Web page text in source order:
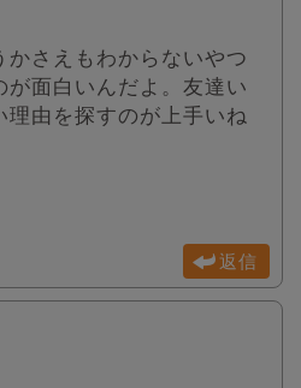
かさえもわからないやつ
が面白いんだよ。友達い
理由を探すのが上手いね
返信